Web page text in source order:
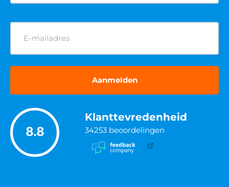
E-
(Vereist)
8.8
Klanttevredenheid
34253 beoordelingen